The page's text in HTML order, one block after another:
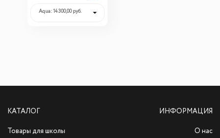
Aqua: 14 300,00 руб.
КАТАЛОГ
Товары для школы
ИНФОРМАЦИЯ
О нас